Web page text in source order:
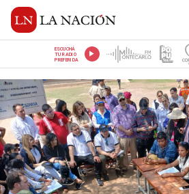
ESCUCHÁ
TU RADIO
PREFERIDA